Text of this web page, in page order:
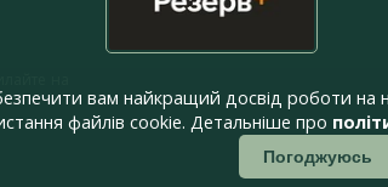
вам найкращий досвід роботи на
файлів cookie. Детальніше про
Погоджуюсь